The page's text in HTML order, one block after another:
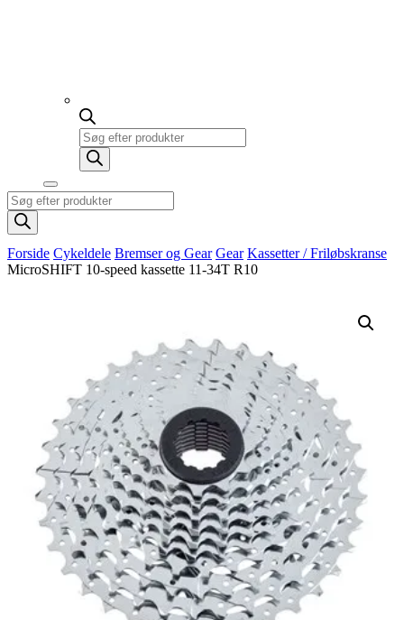
Products
search
Products
search
Forside Cykeldele Bremser og Gear Gear Kassetter / Friløbskranse
MicroSHIFT 10-speed kassette 11-34T R10